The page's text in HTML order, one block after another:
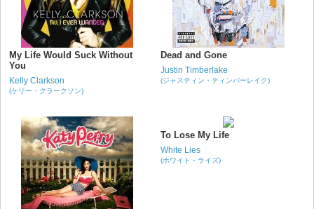
My Life Would Suck Without
You
Kelly Clarkson
(ケリー・クラークソン)
Dead and Gone
Justin Timberlake
(ジャスティン・ティンバーレイク)
To Lose My Life
White Lies
(ホワイト・ライズ)